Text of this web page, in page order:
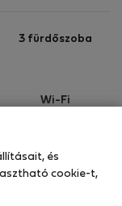
3 fürdőszoba
Wi-Fi
a
és
cookie-t,